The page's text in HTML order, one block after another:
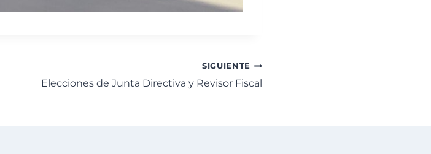
SIGUIENTE
Elecciones de Junta Directiva y Revisor Fiscal